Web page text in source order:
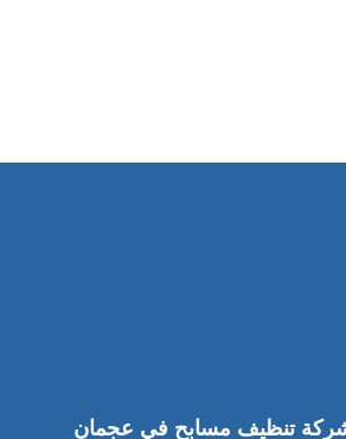
تنظيف مسابح في عجمان